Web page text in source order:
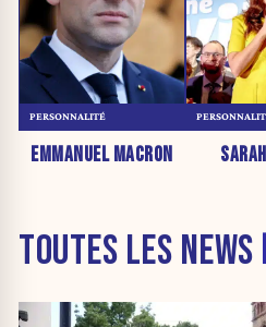
EMMANUEL MACRON
PERSONNALITÉ
TOUTES LES NEWS